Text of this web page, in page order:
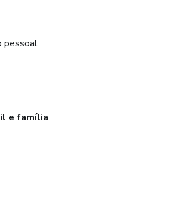
pessoal
e família